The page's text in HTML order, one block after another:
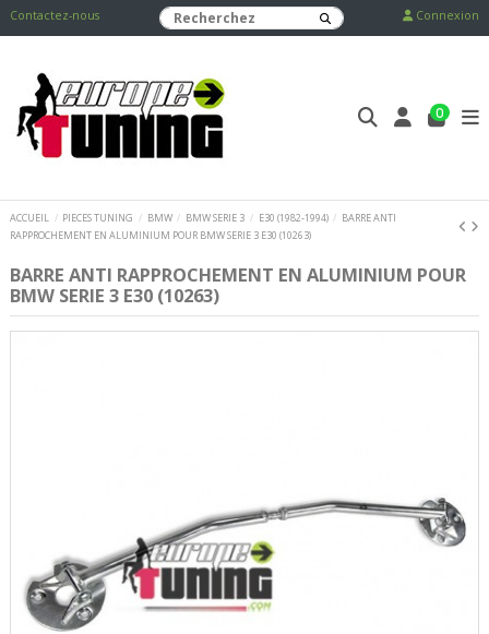
Contactez-nous Connexion
0
ACCUEIL PIECES TUNING BMW BMW SERIE 3 E30 (1982-1994)
BARRE ANTI
RAPPROCHEMENT EN ALUMINIUM POUR BMW SERIE 3 E30 (10263)
BARRE ANTI RAPPROCHEMENT EN ALUMINIUM POUR
BMW SERIE 3 E30 (10263)